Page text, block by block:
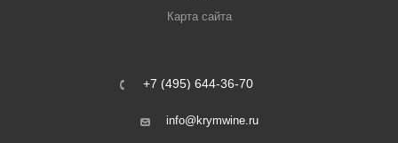
Карта сайта
+7 (495) 644-36-70
info@krymwine.ru